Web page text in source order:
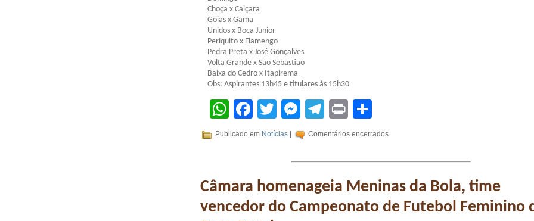
Choça x Caiçara
Goias x Gama
Unidos x Boca Junior
Periquito x Flamengo
Pedra Preta x José Gonçalves
Volta Grande x São Sebastião
Baixa do Cedro x Itapirema
Obs: Aspirantes 13h45 e titulares às 15h30
WhatsApp
Facebook
TwitterMessenger
Telegram
Print
Publicado em Notícias | Comentários encerrados
Câmara homenageia Meninas da Bola, time
vencedor do Campeonato de Futebol Feminino